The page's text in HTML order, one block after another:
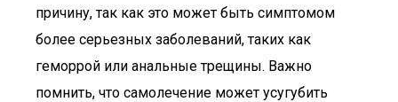
причину, так как это может быть симптомом
более серьезных заболеваний, таких как
геморрой или анальные трещины. Важно
помнить, что самолечение может усугубить